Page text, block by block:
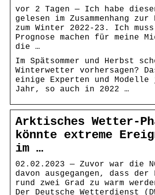
vor 2 Tagen — Ich habe
gelesen im Zusammenhang zur
zum Winter 2022-23. Ich
Prognose machen für meine
die …
Im Spätsommer und Herbst
Winterwetter vorhersagen?
einige Experten und Modelle
Jahr, so auch in 2022 …
Arktisches Wetter-
könnte extreme
im …
02.02.2023 — Zuvor war die
davon ausgegangen, dass der
rund zwei Grad zu warm
Der Deutsche Wetterdienst